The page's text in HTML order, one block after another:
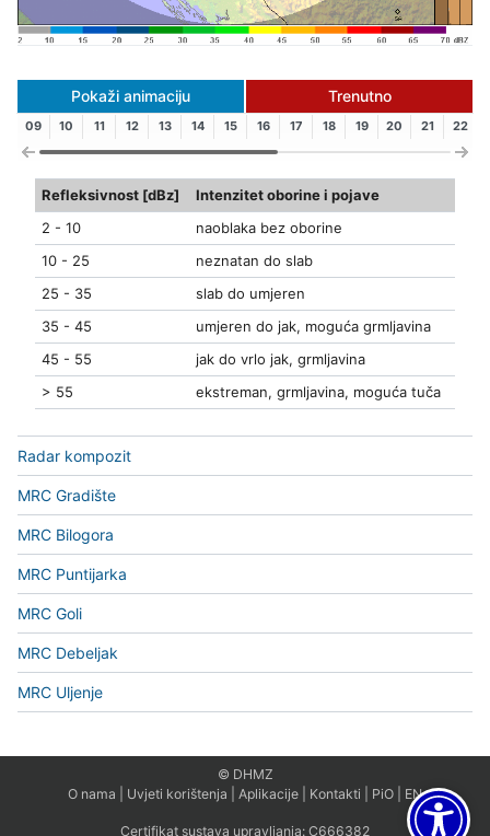
Pokaži animaciju Trenutno
09 10 11 12 13 14 15 16 17 18 19 20 21 22
Refleksivnost [dBz]
Intenzitet oborine i pojave
2 - 10
naoblaka bez oborine
10 - 25
neznatan do slab
25 - 35
slab do umjeren
35 - 45
umjeren do jak, moguća grmljavina
45 - 55
jak do vrlo jak, grmljavina
> 55
ekstreman, grmljavina, moguća tuča
Radar kompozit
MRC Gradište
MRC Bilogora
MRC Puntijarka
MRC Goli
MRC Debeljak
MRC Uljenje
© DHMZ
O nama
Uvjeti korištenja Aplikacije Kontakti PiO EN
Certifikat sustava upravljanja: C666382